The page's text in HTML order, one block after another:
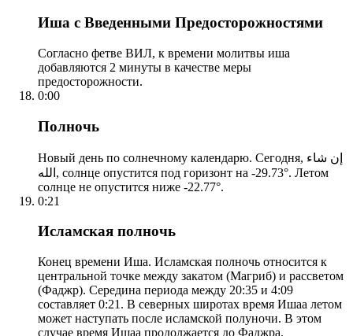
Иша с Введенными Предосторожностями
Согласно фетве ВИЛ, к времени молитвы иша
добавляются 2 минуты в качестве меры
предосторожности.
0:00
Полночь
Новый день по солнечному календарю. Сегодня, إن شاء
الله, солнце опустится под горизонт на -29.73°. Летом
солнце не опустится ниже -22.77°.
0:21
Исламская полночь
Конец времени Иша. Исламская полночь относится к
центральной точке между закатом (Магриб) и рассветом
(Фаджр). Середина периода между 20:35 и 4:09
составляет 0:21. В северных широтах время Ишаа летом
может наступать после исламской полуночи. В этом
случае время Ишаа продолжается до Фаджра.